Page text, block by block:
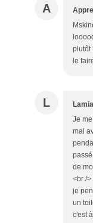
A
plutôt
le
L
Je
mal
de
<br />
je
un
c'est